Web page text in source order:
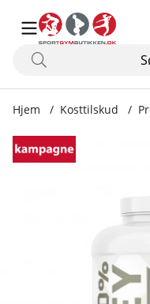
Hjem Kosttilskud
Produktbilleder Elit